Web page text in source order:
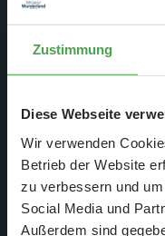
Zustimmung
Diese Webseite
Wir verwenden
Betrieb der Website
zu verbessern und
Social Media und
Außerdem sind